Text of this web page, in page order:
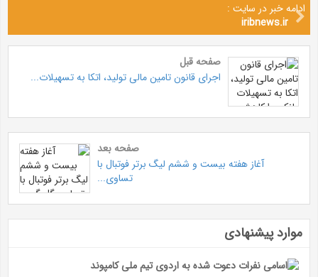
ادامه خبر در سایت :
iribnews.ir
صفحه قبل
اجرای قانون تامین مالی تولید، اتکا به تسهیلات...
صفحه بعد
آغاز هفته بیست و ششم لیگ برتر فوتبال با
تساوی...
موارد پیشنهادی